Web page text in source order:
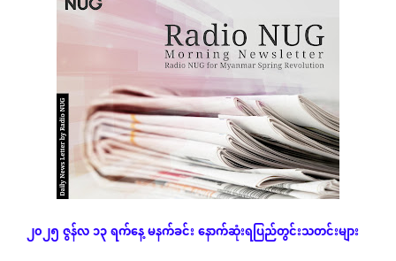
၂၀၂၅ဇွန်လ၁၃ရက်နေ့မနက်ခင်းနောက်ဆုံးရပြည်တွင်းသတင်းများ